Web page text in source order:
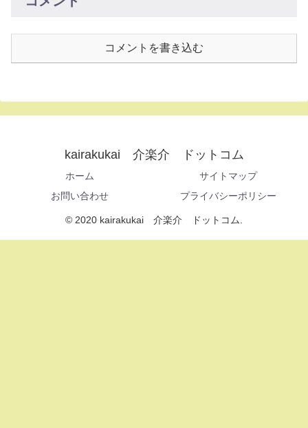
コメントを書き込む
kairakukai 介楽介 ドットコム
ホーム
サイトマップ
お問い合わせ
プライバシーポリシー
© 2020 kairakukai 介楽介 ドットコム.